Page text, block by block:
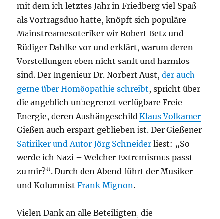
mit dem ich letztes Jahr in Friedberg viel Spaß
als Vortragsduo hatte, knöpft sich populäre
Mainstreamesoteriker wir Robert Betz und
Rüdiger Dahlke vor und erklärt, warum deren
Vorstellungen eben nicht sanft und harmlos
sind. Der Ingenieur Dr. Norbert Aust,der auch
gerne über Homöopathie schreibt, spricht über
die angeblich unbegrenzt verfügbare Freie
Energie, deren AushängeschildKlaus Volkamer
Gießen auch erspart geblieben ist. Der Gießener
Satiriker und Autor Jörg Schneider liest: „So
werde ich Nazi – Welcher Extremismus passt
zu mir?“. Durch den Abend führt der Musiker
und KolumnistFrank Mignon.
Vielen Dank an alle Beteiligten, die